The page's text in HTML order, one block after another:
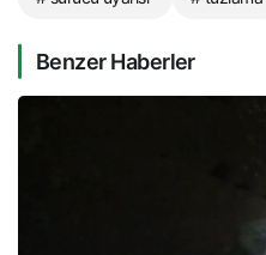
Benzer Haberler